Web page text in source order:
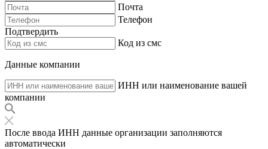
Почта
Телефон
Подтвердить
Код из смс
Данные компании
ИНН или наименование вашей
компании
После ввода ИНН данные организации заполняются
автоматически